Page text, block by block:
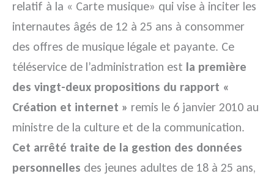
relatif à la « Carte musique» qui vise à inciter les
internautes âgés de 12 à 25 ans à consommer
des offres de musique légale et payante. Ce
téléservice de l’administration est la première
des vingt-deux propositions du rapport «
Création et internet » remis le 6 janvier 2010 au
ministre de la culture et de la communication.
Cet arrêté traite de la gestion des données
personnelles des jeunes adultes de 18 à 25 ans,